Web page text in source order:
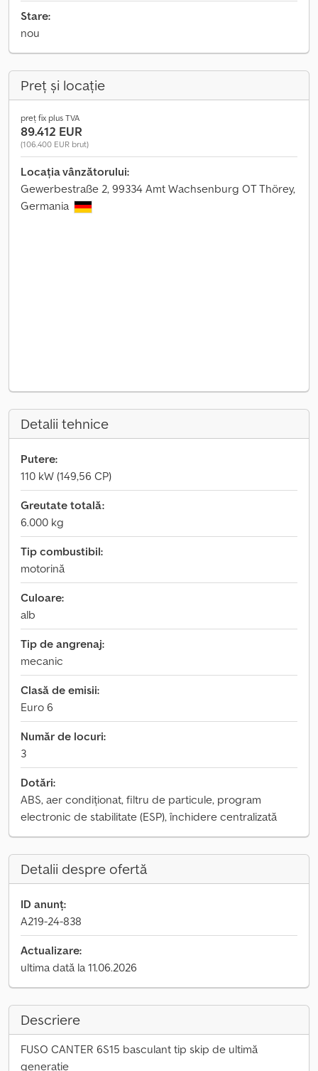
Stare:
nou
Preț și locație
preț fix plus TVA
89.412 EUR
(106.400 EUR brut)
Locația vânzătorului:
Gewerbestraße 2, 99334 Amt Wachsenburg OT Thörey,
Germania
Detalii tehnice
Putere:
110 kW (149,56 CP)
Greutate totală:
6.000 kg
Tip combustibil:
motorină
Culoare:
alb
Tip de angrenaj:
mecanic
Clasă de emisii:
Euro 6
Număr de locuri:
3
Dotări:
ABS, aer condiționat, filtru de particule, program
electronic de stabilitate (ESP), închidere centralizată
Detalii despre ofertă
ID anunț:
A219-24-838
Actualizare:
ultima dată la 11.06.2026
Descriere
FUSO CANTER 6S15 basculant tip skip de ultimă
generație